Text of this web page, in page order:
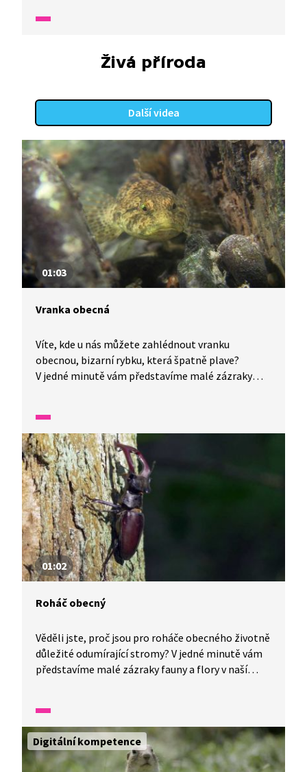
Živá příroda
Další videa
01:03
Vranka obecná
Víte, kde u nás můžete zahlédnout vranku
obecnou, bizarní rybku, která špatně plave?
V jedné minutě vám představíme malé zázraky
01:02
Roháč obecný
Věděli jste, proč jsou pro roháče obecného životně
důležité odumírající stromy? V jedné minutě vám
představíme malé zázraky fauny a flory v naší
Digitální kompetence